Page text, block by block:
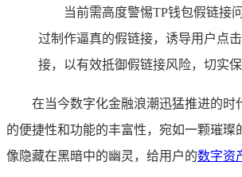
当前需高度警惕TP钱包假链接
过制作逼真的假链接，诱导用户点
接，以有效抵御假链接风险，切实
在当今数字化金融浪潮迅猛推进的时
的便捷性和功能的丰富性，宛如一颗璀
像隐藏在黑暗中的幽灵，给用户的数字资